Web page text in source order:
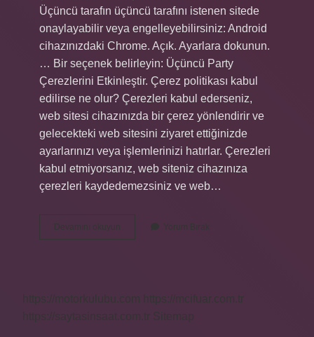
Üçüncü tarafın üçüncü tarafını istenen sitede
onaylayabilir veya engelleyebilirsiniz: Android
cihazınızdaki Chrome. Açık. Ayarlara dokunun.
… Bir seçenek belirleyin: Üçüncü Party
Çerezlerini Etkinleştir. Çerez politikası kabul
edilirse ne olur? Çerezleri kabul ederseniz,
web sitesi cihazınızda bir çerez yönlendirir ve
gelecekteki web sitesini ziyaret ettiğinizde
ayarlarınızı veya işlemlerinizi hatırlar. Çerezleri
kabul etmiyorsanız, web siteniz cihazınıza
çerezleri kaydedemezsiniz ve web…
Devamını okuyun
Çerezleri
Kabul
Yorum Bırak
https://motorkulubu.com
https://mcifuar.com.tr
https://saytasinsaat.com.tr
Sitemap